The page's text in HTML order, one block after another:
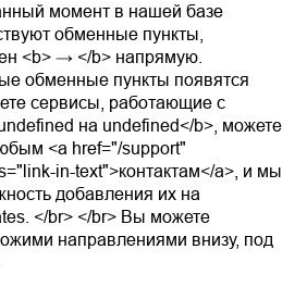
момент в нашей базе
обменные пункты,
<b> → </b> напрямую.
обменные пункты появятся
сервисы, работающие с
на undefined</b>, можете
<a href="/support"
in-text">контактам</a>, и мы
добавления их на
</br> </br> Вы можете
направлениями внизу, под